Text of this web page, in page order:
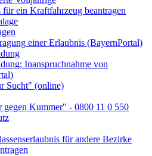
ein Kraftfahrzeug beantragen
einer Erlaubnis (BayernPortal)
Inanspruchnahme von
Sucht" (online)
Kummer" - 0800 11 0 550
für andere Bezirke